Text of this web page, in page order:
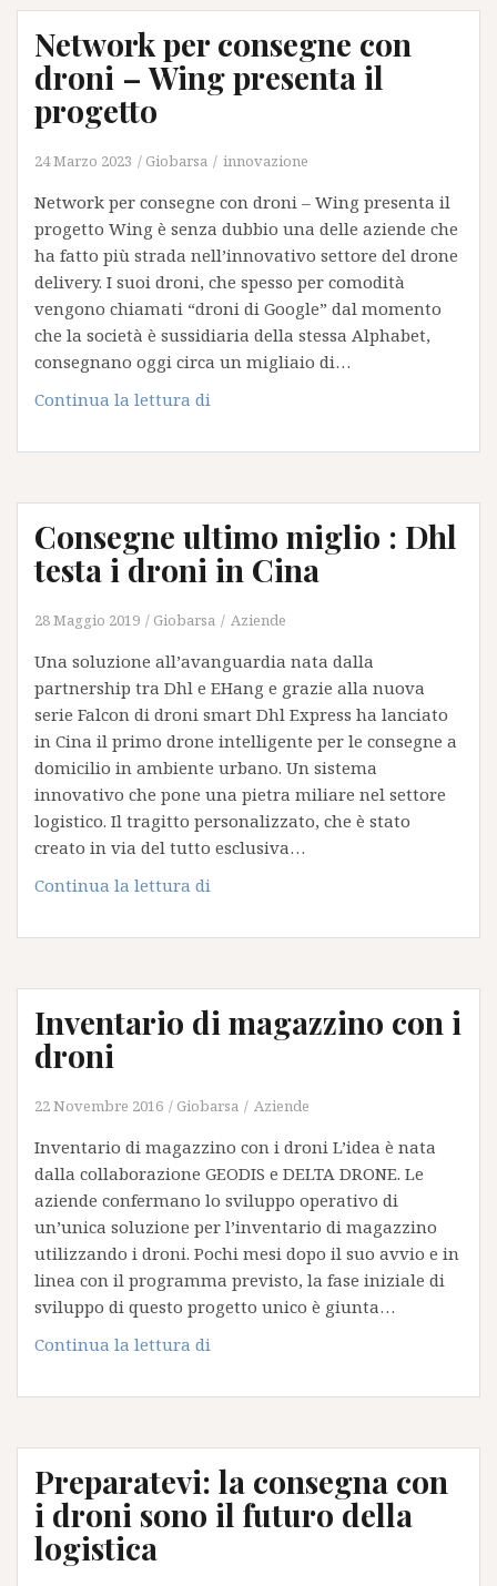
l’Abruzzo
apre
strada
della
logistica
italiana
Network per consegne con
droni – Wing presenta il
progetto
24 Marzo 2023 Giobarsa innovazione
Network per consegne con droni – Wing presenta il
progetto Wing è senza dubbio una delle aziende che
ha fatto più strada nell’innovativo settore del drone
delivery. I suoi droni, che spesso per comodità
vengono chiamati “droni di Google” dal momento
che la società è sussidiaria della stessa Alphabet,
consegnano oggi circa un migliaio di…
Continua la lettura di
consegne
droni
–
Wing
presenta
Consegne ultimo miglio : Dhl
testa i droni in Cina
28 Maggio 2019 Giobarsa Aziende
Una soluzione all’avanguardia nata dalla
partnership tra Dhl e EHang e grazie alla nuova
serie Falcon di droni smart Dhl Express ha lanciato
in Cina il primo drone intelligente per le consegne a
domicilio in ambiente urbano. Un sistema
innovativo che pone una pietra miliare nel settore
logistico. Il tragitto personalizzato, che è stato
creato in via del tutto esclusiva…
Continua la lettura di
miglio
Dhl
testa
Inventario di magazzino con i
droni
22 Novembre 2016 Giobarsa Aziende
Inventario di magazzino con i droni L’idea è nata
dalla collaborazione GEODIS e DELTA DRONE. Le
aziende confermano lo sviluppo operativo di
un’unica soluzione per l’inventario di magazzino
utilizzando i droni. Pochi mesi dopo il suo avvio e in
linea con il programma previsto, la fase iniziale di
sviluppo di questo progetto unico è giunta…
Continua la lettura di
magazzino
i
droni
Preparatevi: la consegna con
i droni sono il futuro della
logistica